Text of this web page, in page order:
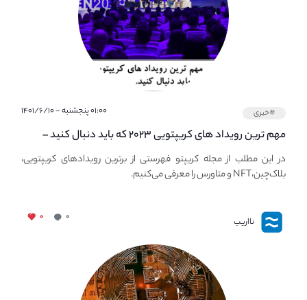
#خبری ۰۱:۰۰ پنجشنبه - ۱۴۰۱/۶/۱۰
مهم ترین رویداد های کریپتویی ۲۰۲۳ که باید دنبال کنید –
معرفی بهترین رویداد های جهانی
در این مطلب از مجله کریپتو فهرستی از برترین رویدادهای کریپتویی،
بلاک‌چین،NFT و متاورس را معرفی می‌کنیم.
نااریب ۰ ۰